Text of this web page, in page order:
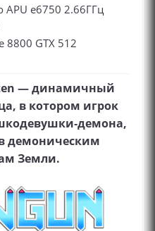
APU e6750 2.66ГГц
8800 GTX 512
— динамичный
в котором игрок
демоническим
Земли.